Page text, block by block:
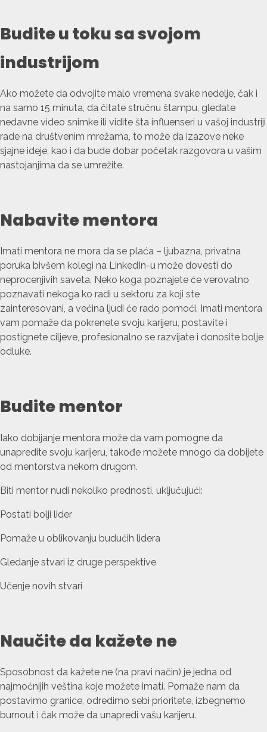
Budite u toku sa svojom
industrijom
Ako možete da odvojite malo vremena svake nedelje, čak i
na samo 15 minuta, da čitate stručnu štampu, gledate
nedavne video snimke ili vidite šta influenseri u vašoj industriji
rade na društvenim mrežama, to može da izazove neke
sjajne ideje, kao i da bude dobar početak razgovora u vašim
nastojanjima da se umrežite.
Nabavite mentora
Imati mentora ne mora da se plaća – ljubazna, privatna
poruka bivšem kolegi na LinkedIn-u može dovesti do
neprocenjivih saveta. Neko koga poznajete će verovatno
poznavati nekoga ko radi u sektoru za koji ste
zainteresovani, a većina ljudi će rado pomoći. Imati mentora
vam pomaže da pokrenete svoju karijeru, postavite i
postignete ciljeve, profesionalno se razvijate i donosite bolje
odluke.
Budite mentor
Iako dobijanje mentora može da vam pomogne da
unapredite svoju karijeru, takođe možete mnogo da dobijete
od mentorstva nekom drugom.
Biti mentor nudi nekoliko prednosti, uključujući:
Postati bolji lider
Pomaže u oblikovanju budućih lidera
Gledanje stvari iz druge perspektive
Učenje novih stvari
Naučite da kažete ne
Sposobnost da kažete ne (na pravi način) je jedna od
najmoćnijih veština koje možete imati. Pomaže nam da
postavimo granice, odredimo sebi prioritete, izbegnemo
burnout i čak može da unapredi vašu karijeru.